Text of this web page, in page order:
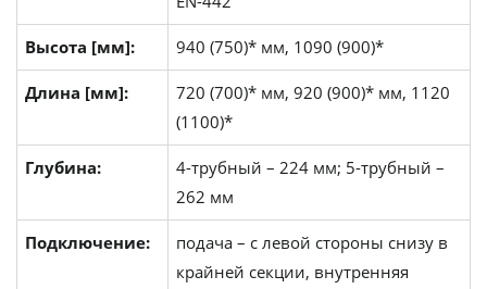
Высота [мм]: 940 (750)* мм, 1090 (900)*
Длина [мм]:
720 (700)* мм, 920 (900)* мм, 1120
(1100)*
Глубина:
4-трубный – 224 мм; 5-трубный –
262 мм
Подключение:
подача – с левой стороны снизу в
крайней секции, внутренняя